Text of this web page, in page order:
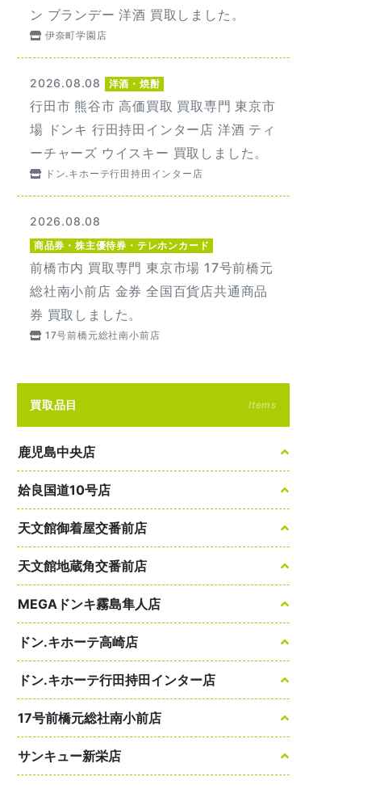
ン ブランデー 洋酒 買取しました。
伊奈町学園店
2026.08.08 洋酒・焼酎
行田市 熊谷市 高価買取 買取専門 東京市
場 ドンキ 行田持田インター店 洋酒 ティ
ーチャーズ ウイスキー 買取しました。
ドン.キホーテ行田持田インター店
2026.08.08
商品券・株主優待券・テレホンカード
前橋市内 買取専門 東京市場 17号前橋元
総社南小前店 金券 全国百貨店共通商品
券 買取しました。
17号前橋元総社南小前店
買取品目 Items
鹿児島中央店
姶良国道10号店
天文館御着屋交番前店
天文館地蔵角交番前店
MEGAドンキ霧島隼人店
ドン.キホーテ高崎店
ドン.キホーテ行田持田インター店
17号前橋元総社南小前店
サンキュー新栄店